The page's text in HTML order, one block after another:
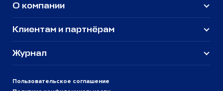
Пользовательское соглашение
О компании
Клиентам и партнёрам
Журнал